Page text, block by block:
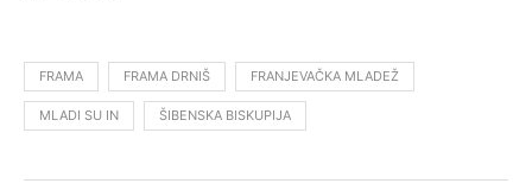
FRAMA FRAMA DRNIŠ FRANJEVAČKA MLADEŽ
MLADI SU IN ŠIBENSKA BISKUPIJA